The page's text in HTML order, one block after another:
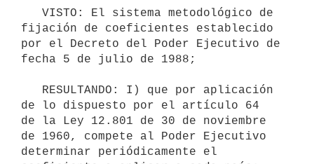
fijación de coeficientes establecido
por el Decreto del Poder Ejecutivo de
fecha 5 de julio de 1988;
de lo dispuesto por el artículo 64
de la Ley 12.801 de 30 de noviembre
de 1960, compete al Poder Ejecutivo
determinar periódicamente el